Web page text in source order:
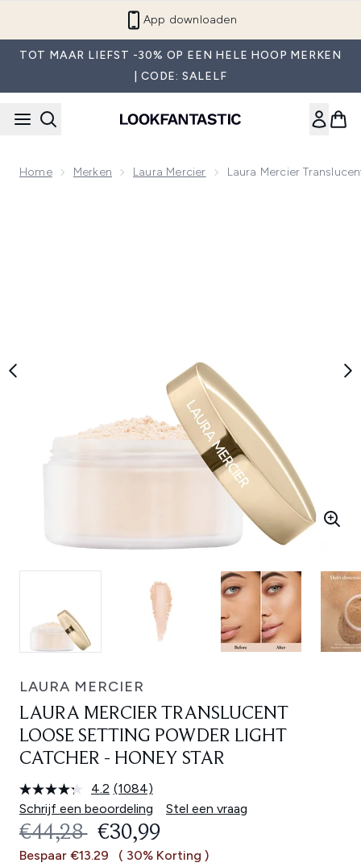
App downloaden
TOT MAAR LIEFST -30% OP EEN HELE HOOP MERKEN
| CODE: SALELF
Home Merken Laura Mercier Laura Mercier
LAURA MERCIER
LAURA MERCIER TRANSLUCENT
LOOSE SETTING POWDER LIGHT
CATCHER - HONEY STAR
4.2 Lees
1084
beoordelingen.
Dezelfde
paginalink.
(1084)
Schrijf een beoordeling
Stel een vraag
RECOMMENDED RETAIL PRICE:
€44,28 HUIDIGE PRIJS:
€30,99
Bespaar €13.29 ( 30% Korting )